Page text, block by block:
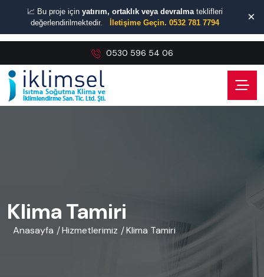
📈 Bu proje için yatırım, ortaklık veya devralmateklifleri
değerlendirilmektedir.
İletişime Geçin. 0532 781 7794 ×
0530 596 54 06
Klima Tamiri
Anasayfa /Hizmetlerimiz /Klima Tamiri